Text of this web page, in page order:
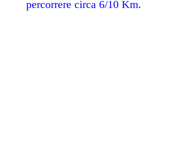
percorrere circa 6/10 Km.